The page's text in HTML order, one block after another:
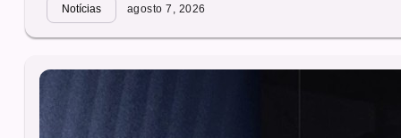
Notícias agosto 7, 2026